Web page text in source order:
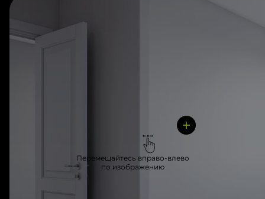
Перемещайтесь вправо-влево
по изображению